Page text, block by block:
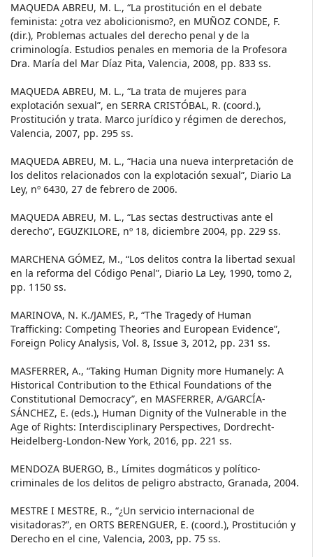
MAQUEDA ABREU, M. L., “La prostitución en el debate
feminista: ¿otra vez abolicionismo?, en MUÑOZ CONDE, F.
(dir.), Problemas actuales del derecho penal y de la
criminología. Estudios penales en memoria de la Profesora
Dra. María del Mar Díaz Pita, Valencia, 2008, pp. 833 ss.
MAQUEDA ABREU, M. L., “La trata de mujeres para
explotación sexual”, en SERRA CRISTÓBAL, R. (coord.),
Prostitución y trata. Marco jurídico y régimen de derechos,
Valencia, 2007, pp. 295 ss.
MAQUEDA ABREU, M. L., “Hacia una nueva interpretación de
los delitos relacionados con la explotación sexual”, Diario La
Ley, nº 6430, 27 de febrero de 2006.
MAQUEDA ABREU, M. L., “Las sectas destructivas ante el
derecho”, EGUZKILORE, nº 18, diciembre 2004, pp. 229 ss.
MARCHENA GÓMEZ, M., “Los delitos contra la libertad sexual
en la reforma del Código Penal”, Diario La Ley, 1990, tomo 2,
pp. 1150 ss.
MARINOVA, N. K./JAMES, P., “The Tragedy of Human
Trafficking: Competing Theories and European Evidence”,
Foreign Policy Analysis, Vol. 8, Issue 3, 2012, pp. 231 ss.
MASFERRER, A., “Taking Human Dignity more Humanely: A
Historical Contribution to the Ethical Foundations of the
Constitutional Democracy”, en MASFERRER, A/GARCÍA-
SÁNCHEZ, E. (eds.), Human Dignity of the Vulnerable in the
Age of Rights: Interdisciplinary Perspectives, Dordrecht-
Heidelberg-London-New York, 2016, pp. 221 ss.
MENDOZA BUERGO, B., Límites dogmáticos y político-
criminales de los delitos de peligro abstracto, Granada, 2004.
MESTRE I MESTRE, R., “¿Un servicio internacional de
visitadoras?”, en ORTS BERENGUER, E. (coord.), Prostitución y
Derecho en el cine, Valencia, 2003, pp. 75 ss.